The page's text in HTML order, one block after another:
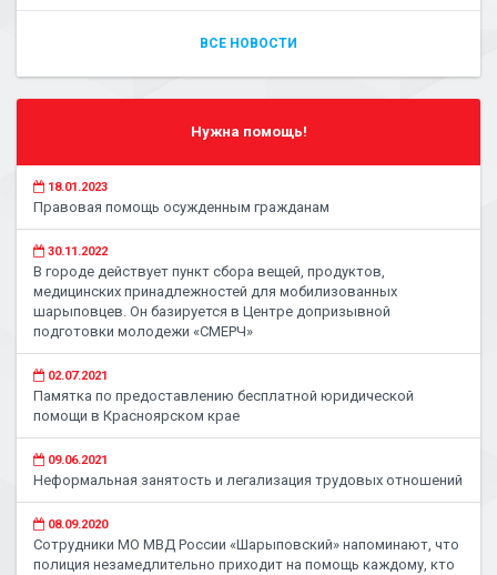
ВСЕ НОВОСТИ
Нужна помощь!
18.01.2023
Правовая помощь осужденным гражданам
30.11.2022
В городе действует пункт сбора вещей, продуктов,
медицинских принадлежностей для мобилизованных
шарыповцев. Он базируется в Центре допризывной
подготовки молодежи «СМЕРЧ»
02.07.2021
Памятка по предоставлению бесплатной юридической
помощи в Красноярском крае
09.06.2021
Неформальная занятость и легализация трудовых отношений
08.09.2020
Сотрудники МО МВД России «Шарыповский» напоминают, что
полиция незамедлительно приходит на помощь каждому, кто